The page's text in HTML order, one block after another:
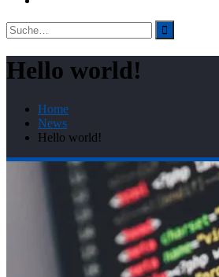
Suchergebnis
für:
Hello world!
Home
News
Hello world!